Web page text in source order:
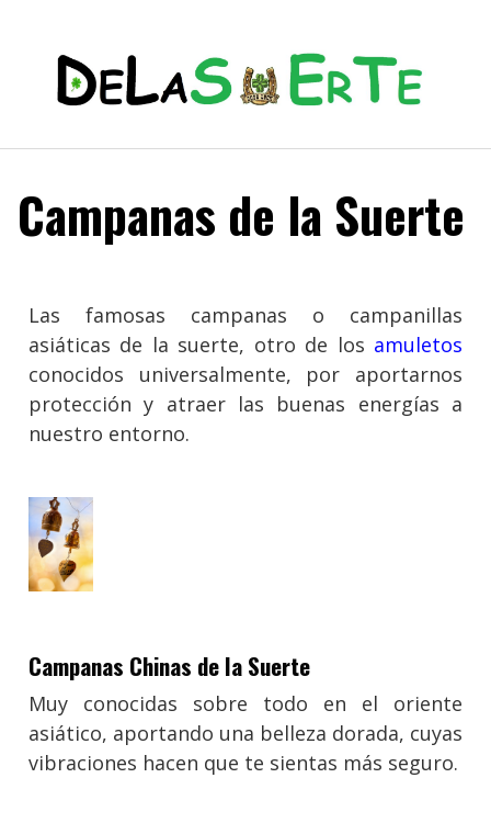
Campanas de la Suerte
Las famosas campanas o campanillas
asiáticas de la suerte, otro de los amuletos
conocidos universalmente, por aportarnos
protección y atraer las buenas energías a
nuestro entorno.
Campanas Chinas de la Suerte
Muy conocidas sobre todo en el oriente
asiático, aportando una belleza dorada, cuyas
vibraciones hacen que te sientas más seguro.